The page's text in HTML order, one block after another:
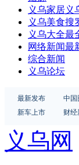
义乌家居义
义乌美食搜
义乌大全最
网络新闻最
综合新闻
义乌论坛
最新发布 中国
新车上市
财经
义乌网